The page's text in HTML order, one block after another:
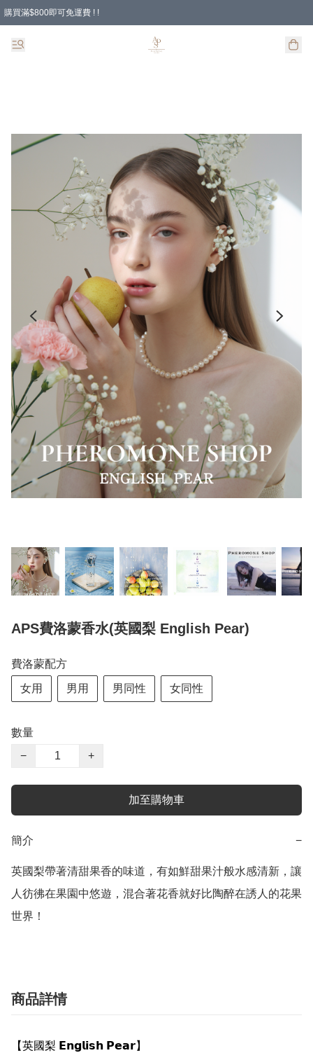
購買滿$800即可免運費 ! !
APS費洛蒙香水(英國梨 English Pear)
費洛蒙配方
女用 男用 男同性 女同性
數量
−
+
加至購物車
簡介 −
英國梨帶著清甜果香的味道，有如鮮甜果汁般水感清新，讓
人彷彿在果園中悠遊，混合著花香就好比陶醉在誘人的花果
世界！
商品詳情
【英國梨 𝗘𝗻𝗴𝗹𝗶𝘀𝗵 𝗣𝗲𝗮𝗿】